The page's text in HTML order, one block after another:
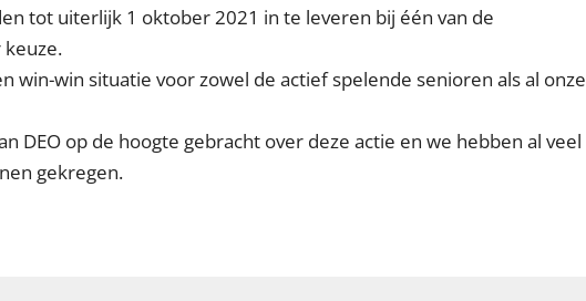
tot uiterlijk 1 oktober 2021 in te leveren bij één van de
win-win situatie voor zowel de actief spelende senioren als al onze
DEO op de hoogte gebracht over deze actie en we hebben al veel
gekregen.